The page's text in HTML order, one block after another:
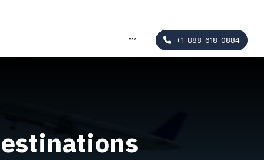
+1-888-618-0884